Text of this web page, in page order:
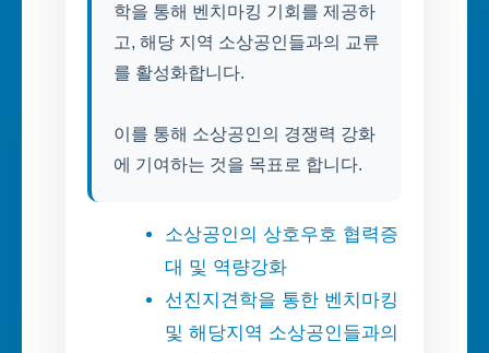
학을 통해 벤치마킹 기회를 제공하
고, 해당 지역 소상공인들과의 교류
를 활성화합니다.
이를 통해 소상공인의 경쟁력 강화
에 기여하는 것을 목표로 합니다.
소상공인의 상호우호 협력증
대 및 역량강화
선진지견학을 통한 벤치마킹
및 해당지역 소상공인들과의